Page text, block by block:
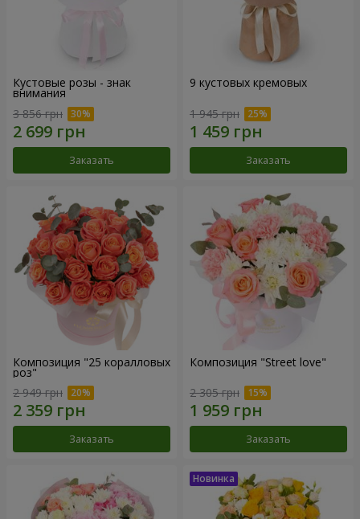
Кустовые розы - знак
внимания
3 856 грн
Заказать
9 кустовых кремовых
1 945 грн
Заказать
Композиция "25 коралловых
роз"
2 949 грн
Заказать
Композиция "Street love"
2 305 грн
Заказать